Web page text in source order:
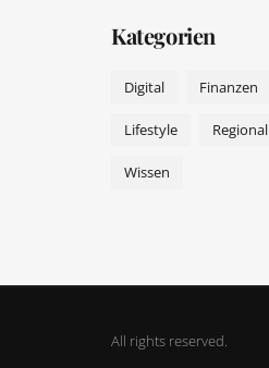
Kategorien
Digital Finanzen
Lifestyle Regional
Wissen
All rights reserved.